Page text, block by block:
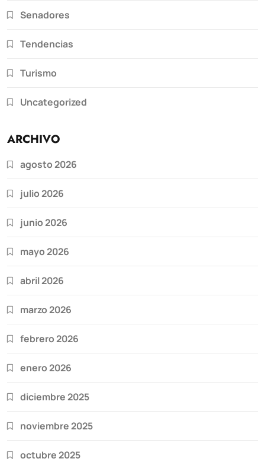
Senadores
Tendencias
Turismo
Uncategorized
ARCHIVO
agosto 2026
julio 2026
junio 2026
mayo 2026
abril 2026
marzo 2026
febrero 2026
enero 2026
diciembre 2025
noviembre 2025
octubre 2025